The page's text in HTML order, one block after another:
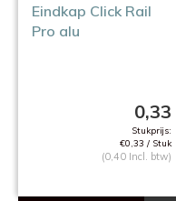
Eindkap Click Rail
Pro alu
0,33
Stukprijs:
€0,33 / Stuk
(0,40 Incl. btw)